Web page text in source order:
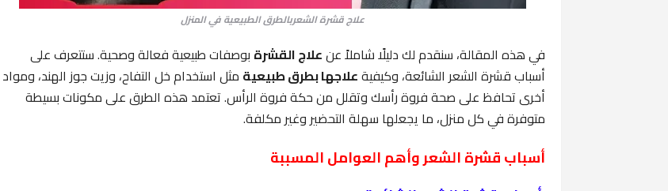
علاج قشرة الشعربالطرق الطبيعية في المنزل
في هذه المقالة، سنقدم لك دليلًا شاملاً عنعلاج القشرة بوصفات طبيعية فعالة وصحية. ستتعرف على
أسباب قشرة الشعر الشائعة، وكيفيةعلاجها بطرق طبيعية مثل استخدام خل التفاح، وزيت جوز الهند، ومواد
أخرى تحافظ على صحة فروة رأسك وتقلل من حكة فروة الرأس. تعتمد هذه الطرق على مكونات بسيطة
متوفرة في كل منزل، ما يجعلها سهلة التحضير وغير مكلفة.
أسباب قشرة الشعر وأهم العوامل المسببة